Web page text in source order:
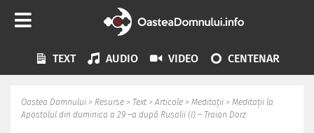
TEXT AUDIO VIDEO CENTENAR
Oastea Domnului > Resurse > Text > Articole > Meditații > Meditații la
Apostolul din duminica a 29 –a după Rusalii (I) – Traian Dorz